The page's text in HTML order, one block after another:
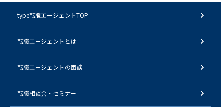
type転職エージェントTOP
転職エージェントとは
転職エージェントの面談
転職相談会・セミナー